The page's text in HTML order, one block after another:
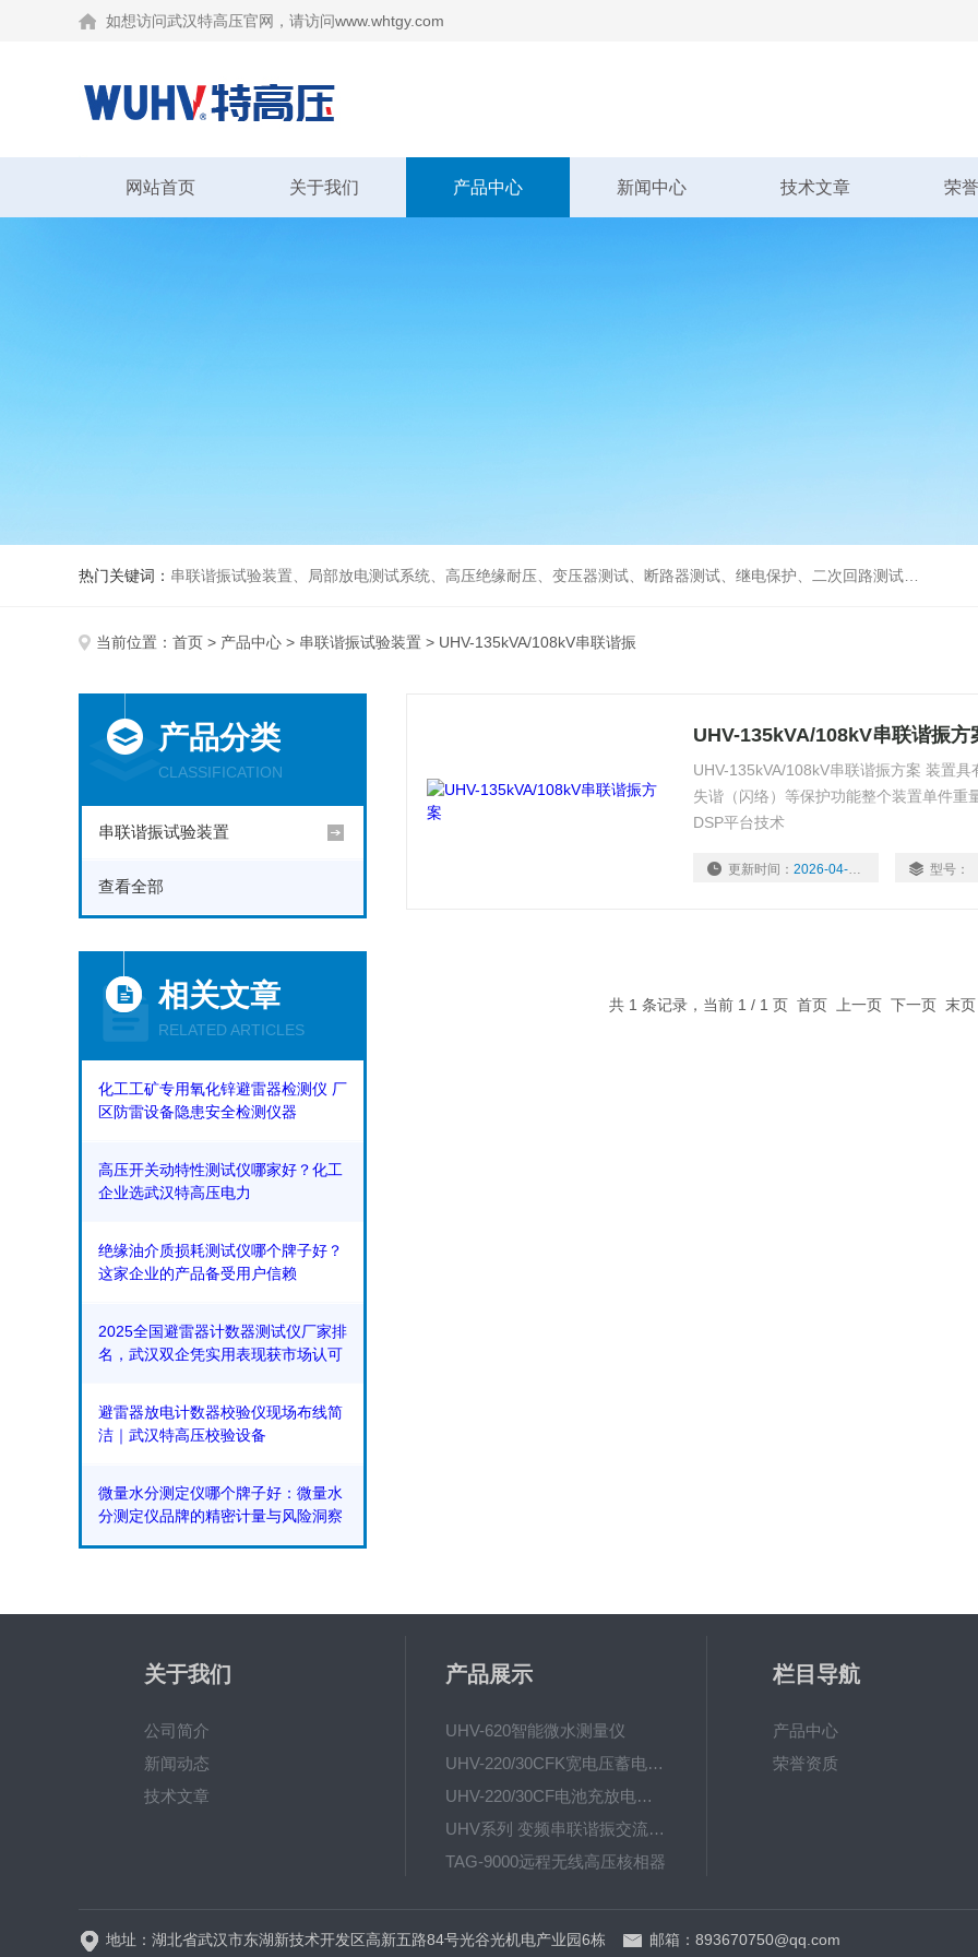
如想访问武汉特高压官网，请访问www.whtgy.com
网站首页 关于我们 产品中心 新闻中心 技术文章 荣
热门关键词： 串联谐振试验装置、局部放电测试系统、高压绝缘耐压、变压器测试、断路器测试、继电保护、二次回路测试、电
当前位置： 首页 > 产品中心 > 串联谐振试验装置 > UHV-135kVA/108kV串联谐振
产品分类
CLASSIFICATION
串联谐振试验装置
查看全部
相关文章
RELATED ARTICLES
化工工矿专用氧化锌避雷器检测仪 厂
区防雷设备隐患安全检测仪器
高压开关动特性测试仪哪家好？化工
企业选武汉特高压电力
绝缘油介质损耗测试仪哪个牌子好？
这家企业的产品备受用户信赖
2025全国避雷器计数器测试仪厂家排
名，武汉双企凭实用表现获市场认可
避雷器放电计数器校验仪现场布线简
洁｜武汉特高压校验设备
微量水分测定仪哪个牌子好：微量水
分测定仪品牌的精密计量与风险洞察
UHV-135kVA/108kV串联谐振方
UHV-135kVA/108kV串联谐振方案 装置
失谐（闪络）等保护功能整个装置单件重
DSP平台技术
更新时间：2026-04-15 型号：
共 1 条记录，当前 1 / 1 页 首页 上一页 下一页 末
关于我们
公司简介
新闻动态
技术文章
产品展示
UHV-620智能微水测量仪
UHV-220/30CFK宽电压蓄电池充放电测试仪
UHV-220/30CF电池充放电测试仪
UHV系列 变频串联谐振交流耐压装置
TAG-9000远程无线高压核相器
栏目导航
产品中心
荣誉资质
地址：湖北省武汉市东湖新技术开发区高新五路84号光谷光机电产业园6栋 邮箱：893670750@qq.com